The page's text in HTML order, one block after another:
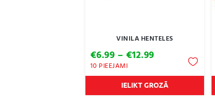
VINILA HENTELES
€6.99 – €12.99Price
€6.99
through
€12.99
10 PIEEJAMI
IELIKT GROZĀ